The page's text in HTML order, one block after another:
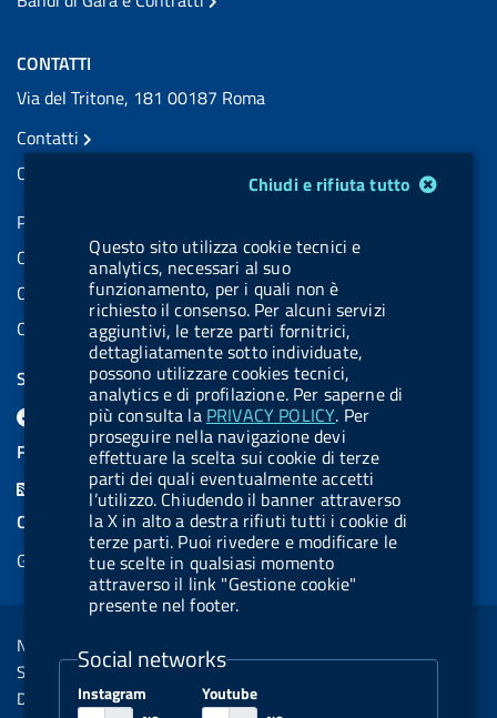
Chiudi e rifiuta tutto
Questo sito utilizza cookie tecnici e
analytics, necessari al suo
funzionamento, per i quali non è
richiesto il consenso. Per alcuni servizi
aggiuntivi, le terze parti fornitrici,
dettagliatamente sotto individuate,
possono utilizzare cookies tecnici,
analytics e di profilazione. Per saperne di
più consulta la PRIVACY POLICY. Per
proseguire nella navigazione devi
effettuare la scelta sui cookie di terze
parti dei quali eventualmente accetti
l’utilizzo. Chiudendo il banner attraverso
la X in alto a destra rifiuti tutti i cookie di
terze parti. Puoi rivedere e modificare le
tue scelte in qualsiasi momento
attraverso il link "Gestione cookie"
presente nel footer.
Social networks
Instagram Youtube
CONTATTI
Via del Tritone, 181 00187 Roma
Contatti
Contatti PEC
Partita IVA: 08703841000
Codice Fiscale: 97345810580
Codice IPA AIFA: aifa_rm
Codice IPA UCB: UFE1TR
SEGUICI SU
l
a
b
e
l
.
b
t
t
X
B
l
u
e
s
k
y
Y
o
u
t
u
b
e
l
a
b
e
l
.
b
t
t
FEED RSS
COOKIES
Gestione cookie
Sezione Link Utili
Note legali
Social Media Policy
Dichiarazione di accessibilità